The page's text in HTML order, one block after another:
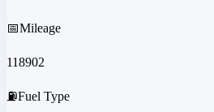
📅Mileage
118902
⛽Fuel Type